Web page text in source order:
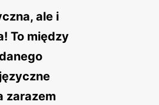
ale i
To między
zarazem